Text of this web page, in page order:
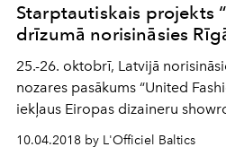
Starptautiskais projekts
drīzumā norisināsies
25.-26. oktobrī, Latvijā
nozares pasākums “United
iekļaus Eiropas dizaineru
10.04.2018 by L'Officiel Baltics